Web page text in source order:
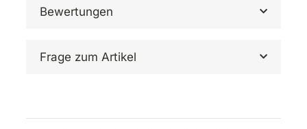
Bewertungen
Frage zum Artikel